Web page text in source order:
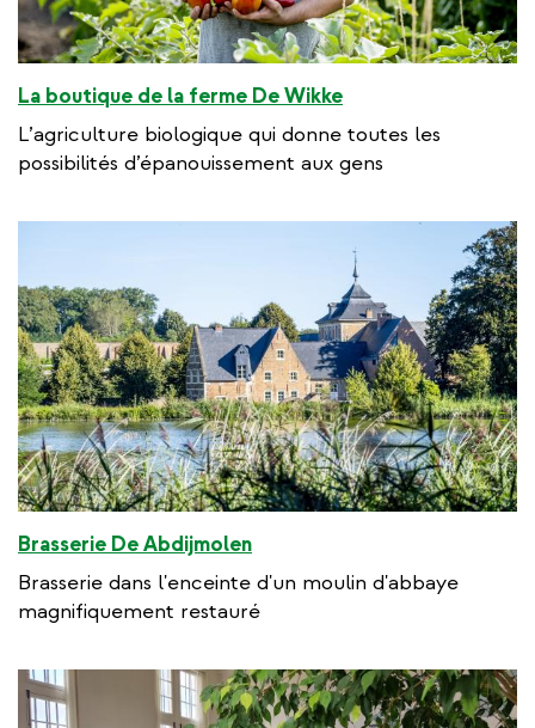
La boutique de la ferme De Wikke
L’agriculture biologique qui donne toutes les
possibilités d’épanouissement aux gens
Brasserie De Abdijmolen
Brasserie dans l'enceinte d'un moulin d'abbaye
magnifiquement restauré